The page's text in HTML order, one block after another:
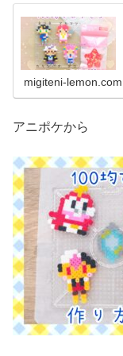
migiteni-lemon.com
アニポケから